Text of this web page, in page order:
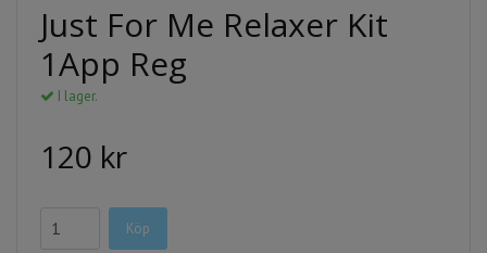
Just For Me Relaxer Kit
1App Reg
I lager.
120 kr
Köp